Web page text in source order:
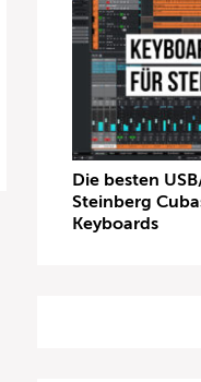
Die besten
Steinberg
Keyboards